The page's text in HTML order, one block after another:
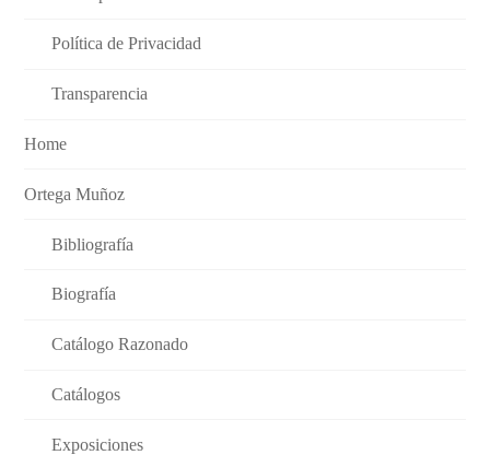
Política de Privacidad
Transparencia
Home
Ortega Muñoz
Bibliografía
Biografía
Catálogo Razonado
Catálogos
Exposiciones